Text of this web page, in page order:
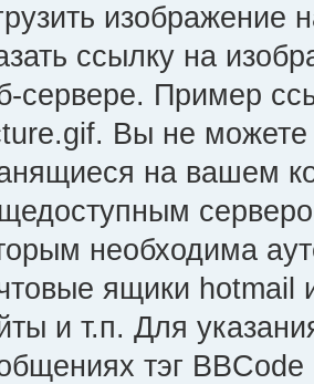
ссылку на
сервере. Пример
Вы не можете
на вашем
необходима
ящики
и т.п. Для
тэг BBCode